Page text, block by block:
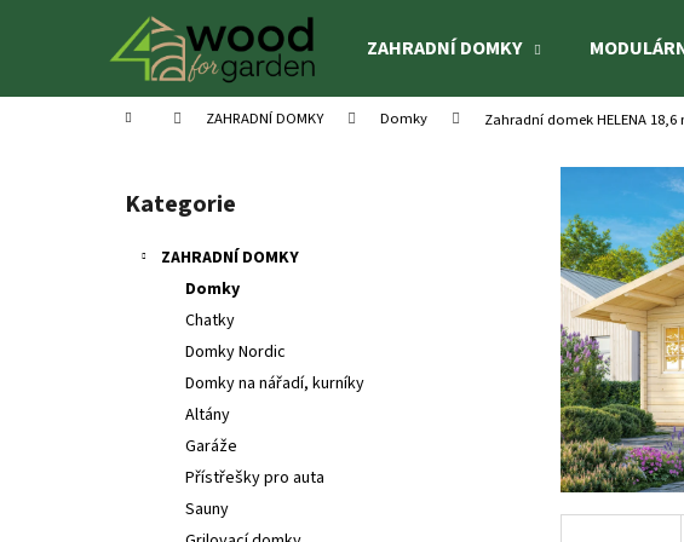
ZAHRADNÍ DOMKY
Domů ZAHRADNÍ DOMKY Domky Zahradní domek HELENA 18,6
Přeskočit
kategorie
Kategorie
ZAHRADNÍ DOMKY
Domky
Chatky
Domky Nordic
Domky na nářadí, kurníky
Altány
Garáže
Přístřešky pro auta
Sauny
í
Zpět
do
Zpět
do
Co
DĚTSKÝ DOMEK OTTO 3,6 M²
DĚTSKÉ HŘIŠTĚ